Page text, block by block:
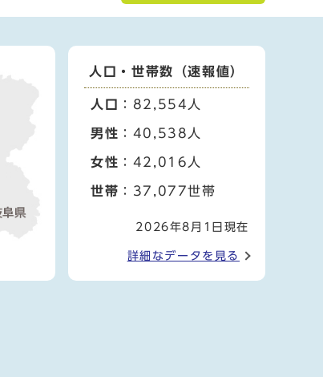
人口・世帯数（速報値）
人口 ：82,554人
男性 ：40,538人
女性 ：42,016人
世帯 ：37,077世帯
2026年8月1日現在
詳細なデータを見る